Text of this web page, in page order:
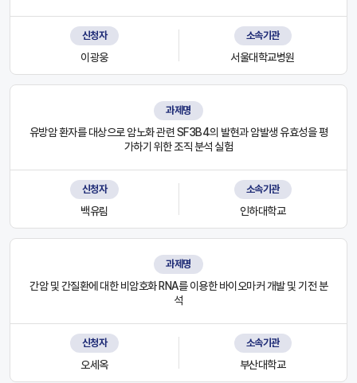
신청자
이광웅
소속기관
서울대학교병원
과제명
유방암 환자를 대상으로 암노화 관련 SF3B4의 발현과 암발생 유효성을 평
가하기 위한 조직 분석 실험
신청자
백유림
소속기관
인하대학교
과제명
간암 및 간질환에 대한 비암호화 RNA를 이용한 바이오마커 개발 및 기전 분
석
신청자
오세옥
소속기관
부산대학교